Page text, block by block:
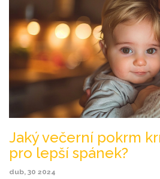
Jaký večerní pokrm
pro lepší spánek?
dub, 30 2024